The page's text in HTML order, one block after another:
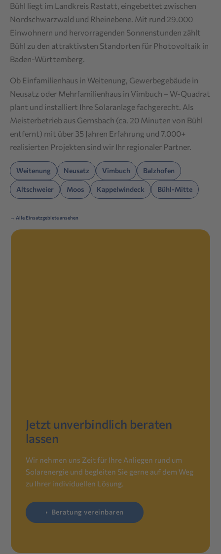
Bühl liegt im Landkreis Rastatt, eingebettet zwischen
Nordschwarzwald und Rheinebene. Mit rund 29.000
Einwohnern und hervorragenden Sonnenstunden zählt
Bühl zu den attraktivsten Standorten für Photovoltaik in
Baden-Württemberg.
Ob Einfamilienhaus in Weitenung, Gewerbegebäude in
Neusatz oder Mehrfamilienhaus in Vimbuch – W-Quadrat
plant und installiert Ihre Solaranlage fachgerecht. Als
Meisterbetrieb aus Gernsbach (ca. 20 Minuten von Bühl
entfernt) mit über 35 Jahren Erfahrung und 7.000+
realisierten Projekten sind wir Ihr regionaler Partner.
Weitenung Neusatz Vimbuch Balzhofen
Altschweier Moos Kappelwindeck Bühl-Mitte
→ Alle Einsatzgebiete ansehen
Jetzt unverbindlich beraten
lassen
Wir nehmen uns Zeit für Ihre Anliegen rund um
Solarenergie und begleiten Sie gerne auf dem Weg
zu Ihrer individuellen Lösung.
Beratung vereinbaren